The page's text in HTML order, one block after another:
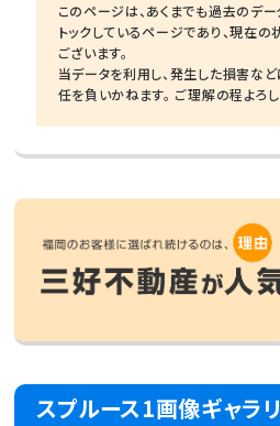
このページは、あくまでも過去のデ
トックしているページであり、現在
ございます。
当データを利用し、発生した損害な
任を負いかねます。 ご理解の程よろし
スプルース1画像ギャラ